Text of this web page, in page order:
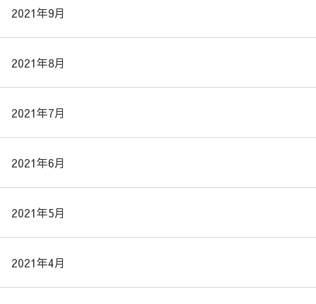
2021年9月
2021年8月
2021年7月
2021年6月
2021年5月
2021年4月